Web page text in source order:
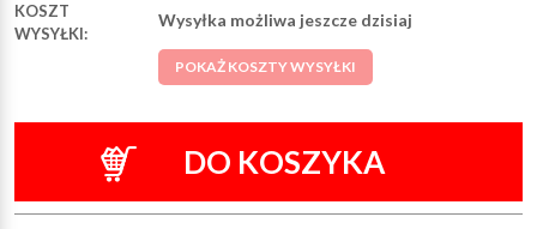
KOSZT
WYSYŁKI:
Wysyłka możliwa jeszcze dzisiaj
POKAŻ KOSZTY WYSYŁKI
DO KOSZYKA